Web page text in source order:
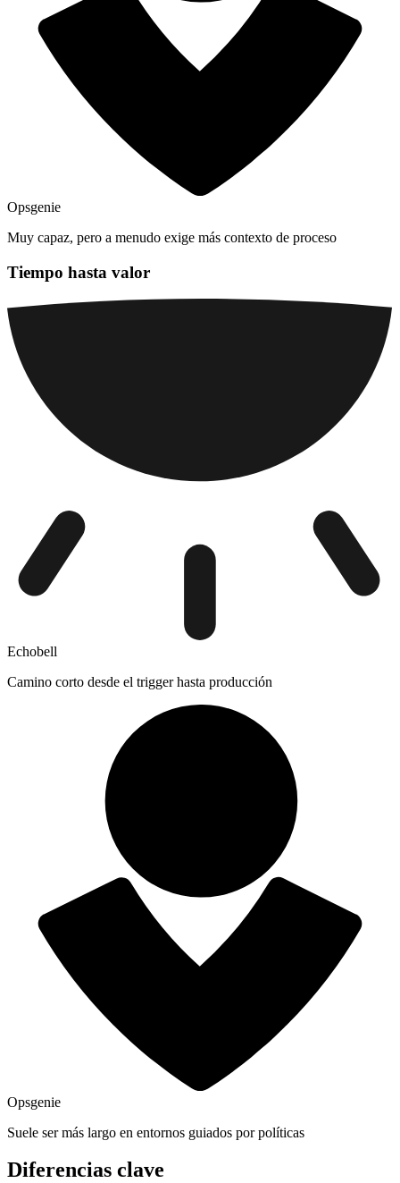
Opsgenie
Muy capaz, pero a menudo exige más contexto de proceso
Tiempo hasta valor
Echobell
Camino corto desde el trigger hasta producción
Opsgenie
Suele ser más largo en entornos guiados por políticas
Diferencias clave